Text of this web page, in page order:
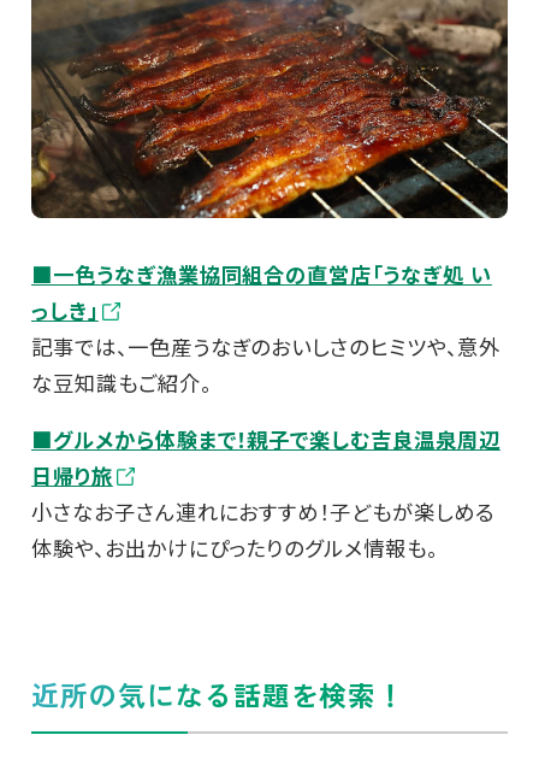
■一色うなぎ漁業協同組合の直営店「うなぎ処 い
っしき」
記事では、一色産うなぎのおいしさのヒミツや、意外
な豆知識もご紹介。
■グルメから体験まで！親子で楽しむ吉良温泉周辺
日帰り旅
小さなお子さん連れにおすすめ！子どもが楽しめる
体験や、お出かけにぴったりのグルメ情報も。
近所の気になる話題を検索！